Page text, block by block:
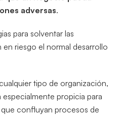
adversas.
para solventar las
riesgo el normal desarrollo
tipo de organización,
propicia para
confluyan procesos de